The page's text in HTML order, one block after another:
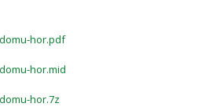
hor.pdf
hor.mid
hor.7z